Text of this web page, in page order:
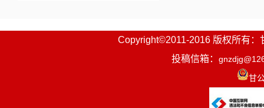
Copyright©2011-2016 版权所有：
投稿信箱：
甘